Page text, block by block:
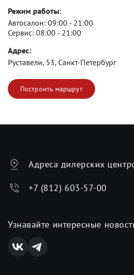
Режим работы:
Автосалон: 09:00 - 21:00
Сервис: 08:00 - 21:00
Адрес:
Руставели, 53, Санкт-Петербург
Построить маршрут
Адреса дилерских
+7 (812) 603-57-00
Узнавайте интересные